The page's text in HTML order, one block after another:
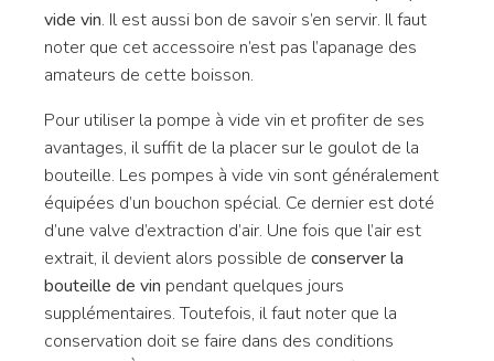
vide vin. Il est aussi bon de savoir s’en servir. Il faut
noter que cet accessoire n’est pas l’apanage des
amateurs de cette boisson.
Pour utiliser la pompe à vide vin et profiter de ses
avantages, il suffit de la placer sur le goulot de la
bouteille. Les pompes à vide vin sont généralement
équipées d’un bouchon spécial. Ce dernier est doté
d’une valve d’extraction d’air. Une fois que l’air est
extrait, il devient alors possible de conserver la
bouteille de vin pendant quelques jours
supplémentaires. Toutefois, il faut noter que la
conservation doit se faire dans des conditions